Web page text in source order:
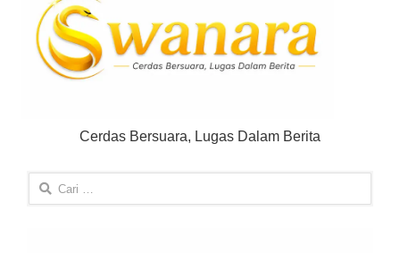
Cerdas Bersuara, Lugas Dalam Berita
Cari